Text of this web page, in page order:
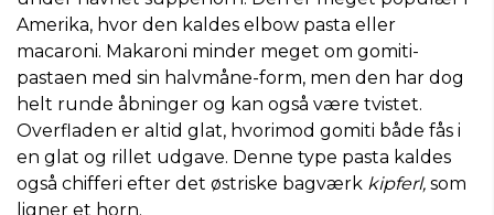
Amerika, hvor den kaldes elbow pasta eller
macaroni. Makaroni minder meget om gomiti-
pastaen med sin halvmåne-form, men den har dog
helt runde åbninger og kan også være tvistet.
Overfladen er altid glat, hvorimod gomiti både fås i
en glat og rillet udgave. Denne type pasta kaldes
også chifferi efter det østriske bagværk kipferl, som
ligner et horn.